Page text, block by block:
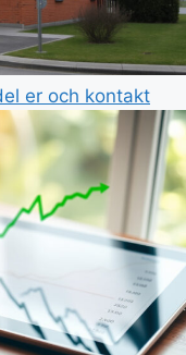
er och kontakt